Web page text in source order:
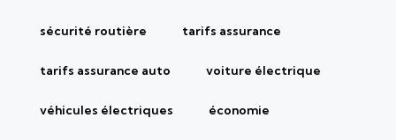
sécurité routière tarifs assurance
tarifs assurance auto voiture électrique
véhicules électriques économie